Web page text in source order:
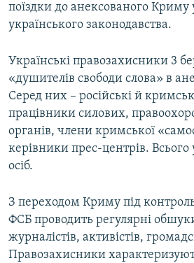
поїздки до анексованого Криму
українського законодавства.
Українські правозахисники 3
«душителів свободи слова» в
Серед них – російські й
працівники силових,
органів, члени кримської
керівники прес-центрів.
осіб.
З переходом Криму під контроль
ФСБ проводить регулярні
журналістів, активістів,
Правозахисники